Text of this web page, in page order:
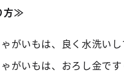
方≫
がいもは、良く水洗いし
がいもは、おろし金で